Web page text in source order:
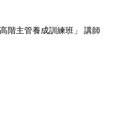
階主管養成訓練班」 講師